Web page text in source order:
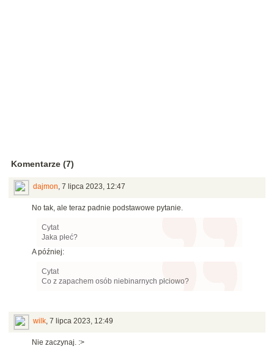
Komentarze (7)
dajmon, 7 lipca 2023, 12:47
No tak, ale teraz padnie podstawowe pytanie.
Cytat
Jaka płeć?
A później:
Cytat
Co z zapachem osób niebinarnych płciowo?
wilk, 7 lipca 2023, 12:49
Nie zaczynaj. :>